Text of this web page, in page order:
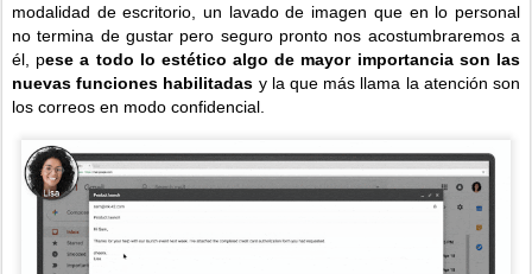
modalidad de escritorio, un lavado de imagen que en lo personal
no termina de gustar pero seguro pronto nos acostumbraremos a
él, pese a todo lo estético algo de mayor importancia son las
nuevas funciones habilitadas y la que más llama la atención son
los correos en modo confidencial.